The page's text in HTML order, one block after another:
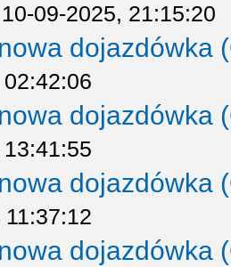
09-2025, 21:15:20
dojazdówka
dojazdówka
dojazdówka
dojazdówka